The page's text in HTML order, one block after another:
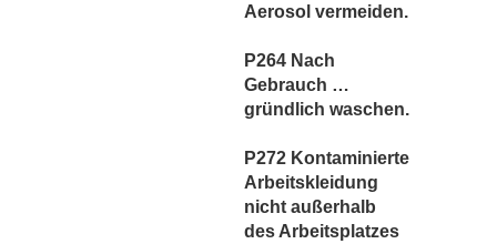
Aerosol vermeiden.
P264 Nach
Gebrauch …
gründlich waschen.
P272 Kontaminierte
Arbeitskleidung
nicht außerhalb
des Arbeitsplatzes